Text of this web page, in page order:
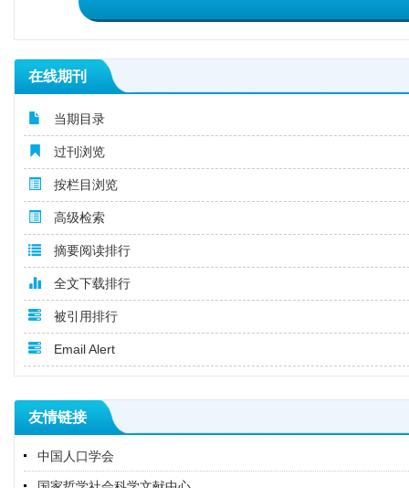
在线期刊
当期目录
过刊浏览
按栏目浏览
高级检索
摘要阅读排行
全文下载排行
被引用排行
Email Alert
友情链接
中国人口学会